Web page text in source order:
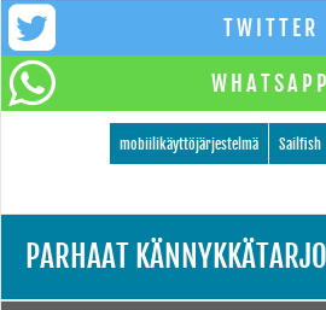
TWITTER
WHATSAPP
Sailfish
mobiilikäyttöjärjestelmä
PARHAAT